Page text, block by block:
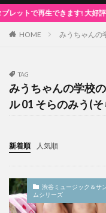
ます! 大好評ポイントシス
HOME みうちゃんの
TAG
みうちゃんの学校
ル 01 そらのみう(
新着順 人気順
渋谷ミュージック＆サ
ムシリーズ